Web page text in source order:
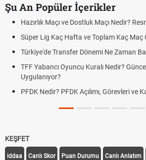
Şu An Popüler İçerikler
Hazırlık Maçı ve Dostluk Maçı Nedir?
Süper Lig Kaç Hafta ve Toplam Kaç Maç
Türkiye'de Transfer Dönemi Ne Zaman
TFF Yabancı Oyuncu Kuralı Nedir?
Uygulanıyor?
PFDK Nedir? PFDK Açılımı, Görevleri ve
KEŞFET
iddaa Canlı Skor Puan Durumu Canlı Anlatım